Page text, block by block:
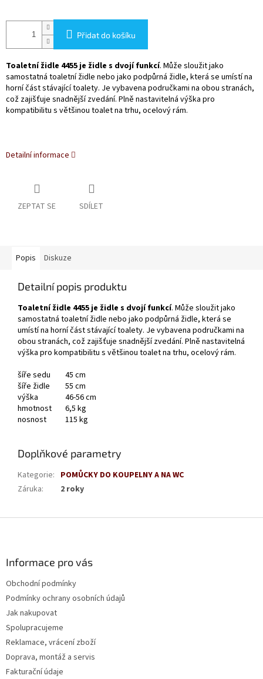
cena:
Přidat do košíku
Toaletní židle 4455 je židle s dvojí funkcí. Může sloužit jako
samostatná toaletní židle nebo jako podpůrná židle, která se umístí na
horní část stávající toalety. Je vybavena područkami na obou stranách,
což zajišťuje snadnější zvedání. Plně nastavitelná výška pro
kompatibilitu s většinou toalet na trhu, ocelový rám.
Detailní informace
ZEPTAT SE SDÍLET
Popis Diskuze
Detailní popis produktu
Toaletní židle 4455 je židle s dvojí funkcí. Může sloužit jako
samostatná toaletní židle nebo jako podpůrná židle, která se
umístí na horní část stávající toalety. Je vybavena područkami na
obou stranách, což zajišťuje snadnější zvedání. Plně nastavitelná
výška pro kompatibilitu s většinou toalet na trhu, ocelový rám.
šíře sedu
45 cm
šíře židle
55 cm
výška
46-56 cm
hmotnost
6,5 kg
nosnost
115 kg
Doplňkové parametry
Kategorie: POMŮCKY DO KOUPELNY A NA WC
Záruka: 2 roky
Informace pro vás
Obchodní podmínky
Podmínky ochrany osobních údajů
Jak nakupovat
Spolupracujeme
Reklamace, vrácení zboží
Doprava, montáž a servis
Fakturační údaje